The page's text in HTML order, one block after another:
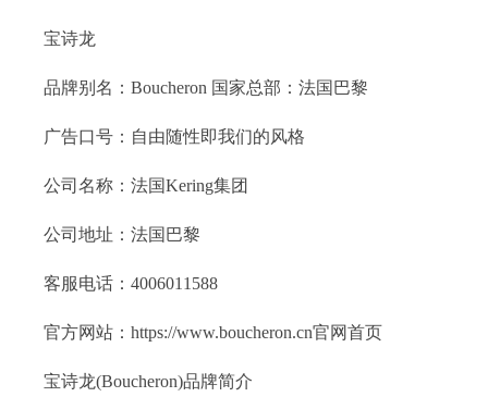
宝诗龙
品牌别名：Boucheron 国家总部：法国巴黎
广告口号：自由随性即我们的风格
公司名称：法国Kering集团
公司地址：法国巴黎
客服电话：4006011588
官方网站：https://www.boucheron.cn官网首页
宝诗龙(Boucheron)品牌简介